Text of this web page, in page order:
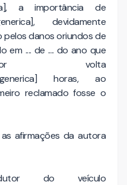
a importância de
devidamente
pelos danos oriundos de
.... de .... do ano que
volta
horas, ao
reclamado fosse o
afirmações da autora
do veículo